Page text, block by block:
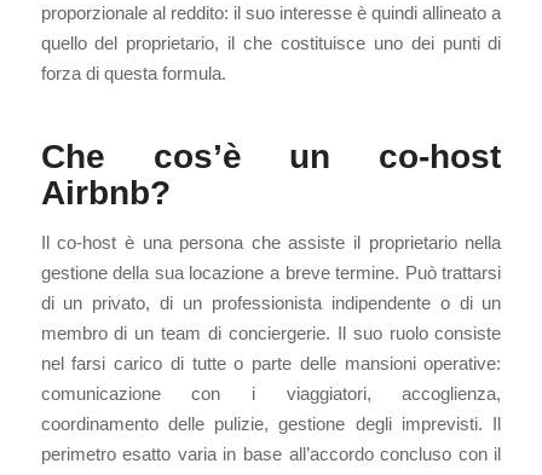
proporzionale al reddito: il suo interesse è quindi allineato a
quello del proprietario, il che costituisce uno dei punti di
forza di questa formula.
Che cos’è un co-host
Airbnb?
Il co-host è una persona che assiste il proprietario nella
gestione della sua locazione a breve termine. Può trattarsi
di un privato, di un professionista indipendente o di un
membro di un team di conciergerie. Il suo ruolo consiste
nel farsi carico di tutte o parte delle mansioni operative:
comunicazione con i viaggiatori, accoglienza,
coordinamento delle pulizie, gestione degli imprevisti. Il
perimetro esatto varia in base all’accordo concluso con il